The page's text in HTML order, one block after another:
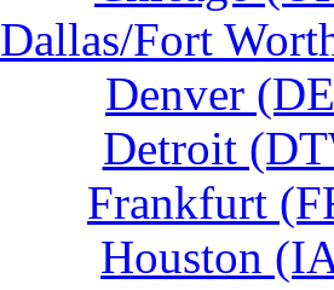
Dallas/Fort
Denver
Detroit
Frankfurt
Houston